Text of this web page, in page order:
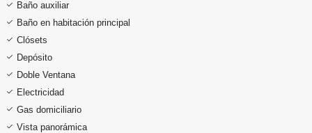
Baño auxiliar
Baño en habitación principal
Clósets
Depósito
Doble Ventana
Electricidad
Gas domiciliario
Vista panorámica